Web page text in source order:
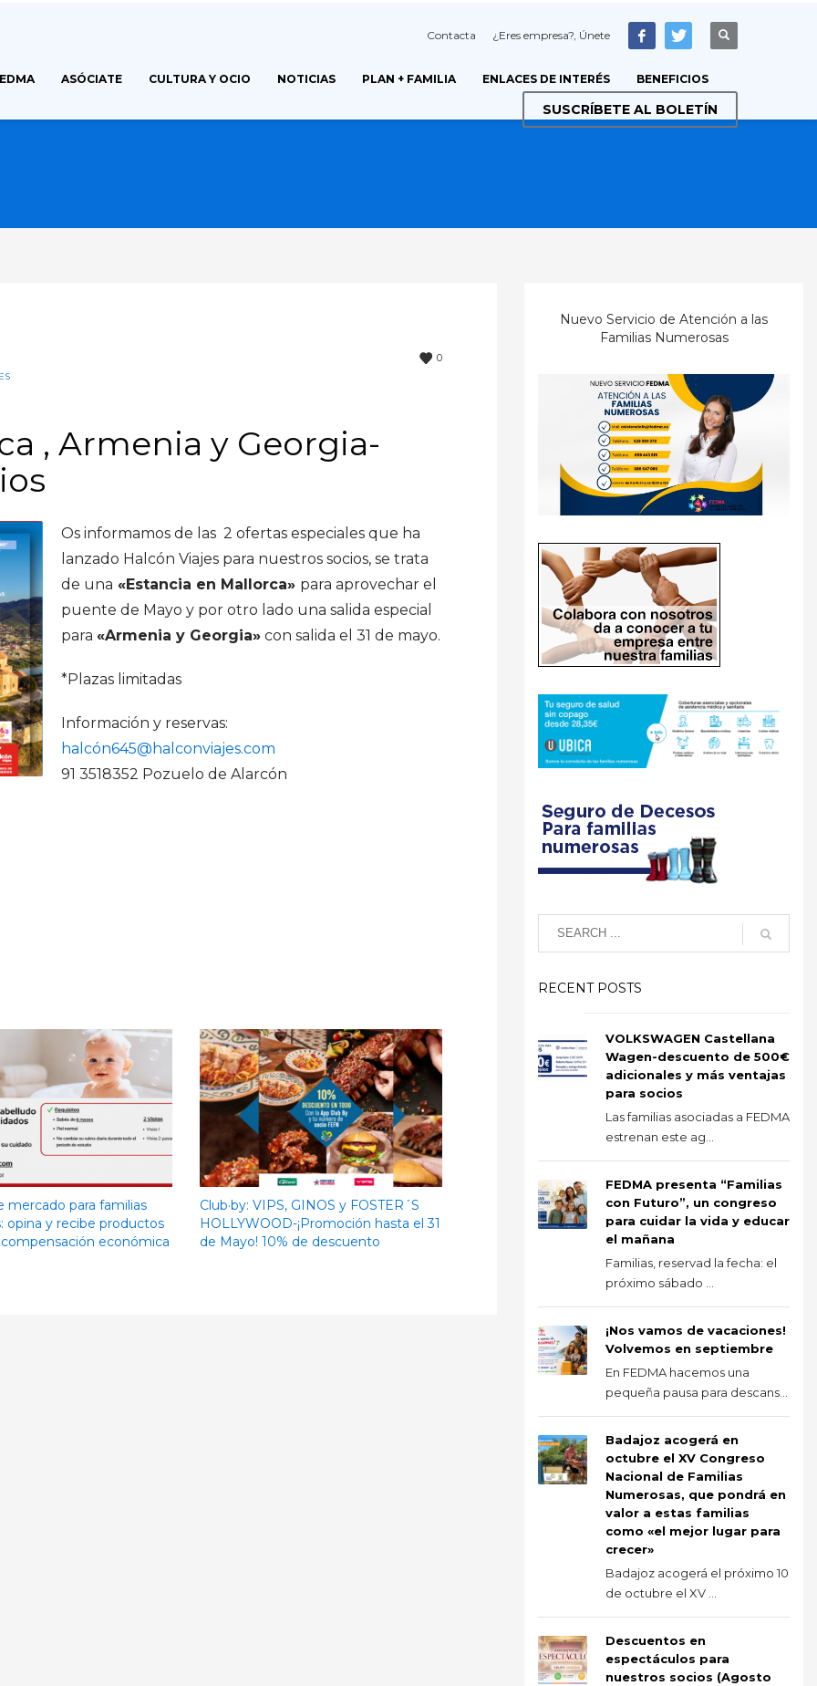
Contacta ¿Eres empresa?, Únete
ASÓCIATE CULTURA Y OCIO NOTICIAS PLAN + FAMILIA ENLACES DE INTERÉS BENEFICIOS
SUSCRÍBETE AL BOLETÍN
0
, Armenia y Georgia-
Os informamos de las 2 ofertas especiales que ha
lanzado Halcón Viajes para nuestros socios, se trata
de una «Estancia en Mallorca» para aprovechar el
puente de Mayo y por otro lado una salida especial
para «Armenia y Georgia» con salida el 31 de mayo.
*Plazas limitadas
Información y reservas:
halcón645@halconviajes.com
91 3518352 Pozuelo de Alarcón
mercado para familias
opina y recibe productos
económica
Club·by: VIPS, GINOS y FOSTER´S
HOLLYWOOD-¡Promoción hasta el 31
de Mayo! 10% de descuento
Nuevo Servicio de Atención a las
Familias Numerosas
RECENT POSTS
VOLKSWAGEN Castellana
Wagen-descuento de 500€
adicionales y más ventajas
para socios
Las familias asociadas a FEDMA
estrenan este ag...
FEDMA presenta “Familias
con Futuro”, un congreso
para cuidar la vida y educar
el mañana
Familias, reservad la fecha: el
próximo sábado ...
¡Nos vamos de vacaciones!
Volvemos en septiembre
En FEDMA hacemos una
pequeña pausa para descans...
Badajoz acogerá en
octubre el XV Congreso
Nacional de Familias
Numerosas, que pondrá en
valor a estas familias
como «el mejor lugar para
crecer»
Badajoz acogerá el próximo 10
de octubre el XV ...
Descuentos en
espectáculos para
nuestros socios (Agosto